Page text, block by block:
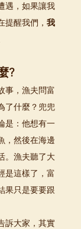
遇，如果讓我
提醒我們， 我
?
事，漁夫問富
了什麼？兜兜
是：他想有一
，然後在海邊
。漁夫聽了大
是這樣了，富
果只是要要跟
訴大家，其實